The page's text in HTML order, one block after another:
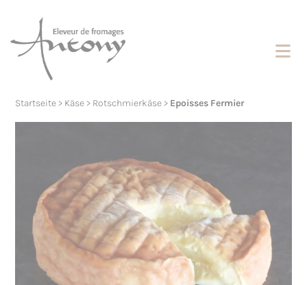
Startseite > Käse > Rotschmierkäse > Epoisses Fermier